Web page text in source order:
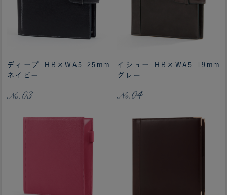
ディープ HB×WA5 25mm
ネイビー
イシュー HB×WA5 19mm
グレー